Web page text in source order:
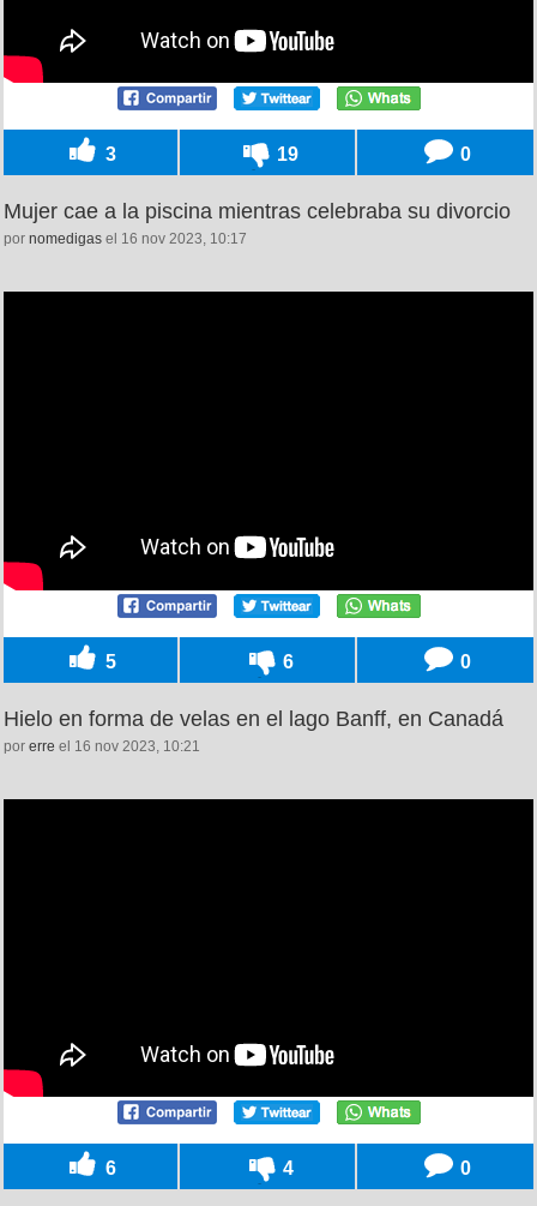
3 19 0
Mujer cae a la piscina mientras celebraba su divorcio
por nomedigas el 16 nov 2023, 10:17
5 6 0
Hielo en forma de velas en el lago Banff, en Canadá
por erre el 16 nov 2023, 10:21
6 4 0